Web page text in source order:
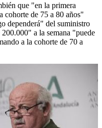
que "en la primera
cohorte de 75 a 80 años"
dependerá" del suministro
a la semana "puede
a la cohorte de 70 a